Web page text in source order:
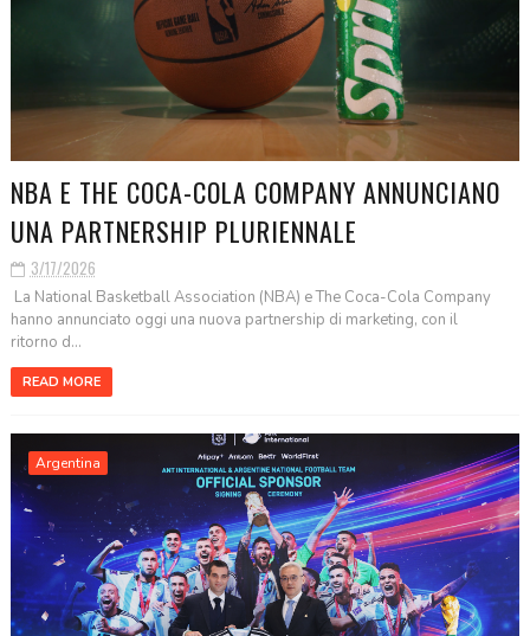
NBA E THE COCA-COLA COMPANY ANNUNCIANO
UNA PARTNERSHIP PLURIENNALE
3/17/2026
La National Basketball Association (NBA) e The Coca-Cola Company
hanno annunciato oggi una nuova partnership di marketing, con il
ritorno d...
READ MORE
Argentina